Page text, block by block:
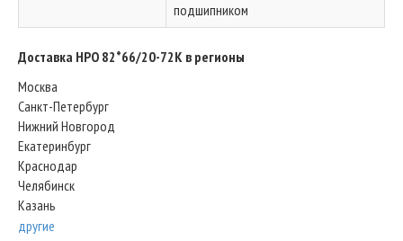
подшипником
Доставка HPO 82*66/20-72K в регионы
Москва
Санкт-Петербург
Нижний Новгород
Екатеринбург
Краснодар
Челябинск
Казань
другие